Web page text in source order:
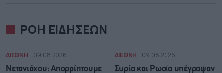
ΡΟΗ ΕΙΔΗΣΕΩΝ
ΔΙΕΘΝΗ 09.08.2026
Νετανιάχου: Απορρίπτουμε
ΔΙΕΘΝΗ 09.08.2026
Συρία και Ρωσία υπέγραψαν